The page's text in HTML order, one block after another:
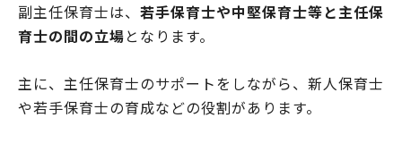
副主任保育士は、 若手保育士や中堅保育士等と主任保
育士の間の立場となります。
主に、主任保育士のサポートをしながら、新人保育士
や若手保育士の育成などの役割があります。